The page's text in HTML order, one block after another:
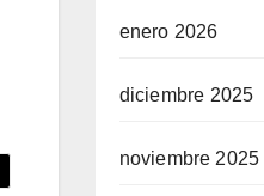
enero 2026
diciembre 2025
noviembre 2025